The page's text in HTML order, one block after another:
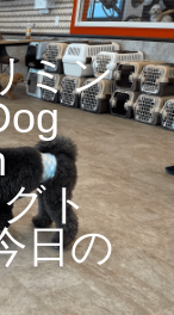
ミン
ト
日の